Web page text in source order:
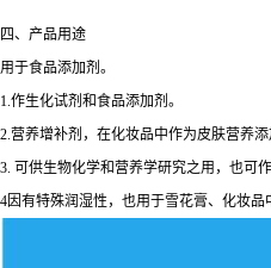
四、产品用途
用于食品添加剂。
1.作生化试剂和食品添加剂。
2.营养增补剂，在化妆品中作为皮肤营养添
3. 可供生物化学和营养学研究之用，也可
4因有特殊润湿性，也用于雪花膏、化妆品